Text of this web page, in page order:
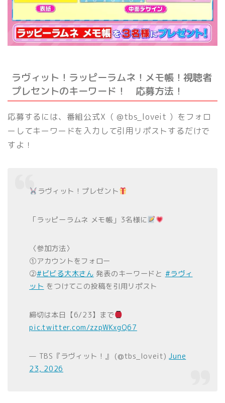
ラヴィット！ラッピーラムネ！メモ帳！視聴者
プレセントのキーワード！ 応募方法！
応募するには、番組公式X（ @tbs_loveit ）をフォロ
ーしてキーワードを入力して引用リポストするだけで
すよ！
ラヴィット！プレゼント
「ラッピーラムネ メモ帳」3名様に
〈参加方法〉
①アカウントをフォロー
②#ビビる大木さん 発表のキーワードと #ラヴィ
ット をつけてこの投稿を引用リポスト
締切は本日【6/23】まで
pic.twitter.com/zzpWKxgQ67
— TBS『ラヴィット！』 (@tbs_loveit)June
23, 2026